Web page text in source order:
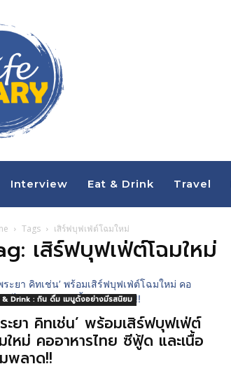
Interview Eat & Drink Travel
Tags เสิร์ฟบุฟเฟ่ต์โฉมใหม่
เสิร์ฟบุฟเฟ่ต์โฉมใหม่
& Drink : กิน ดื่ม เมนูดังอย่างมีรสนิยม
ะยา คิทเช่น’ พร้อมเสิร์ฟบุฟเฟ่ต์
ใหม่ คออาหารไทย ซีฟู้ด และเนื้อ
พลาด!!